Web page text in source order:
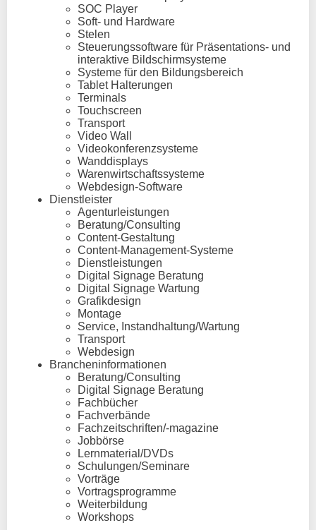
SOC Player
Soft- und Hardware
Stelen
Steuerungssoftware für Präsentations- und
interaktive Bildschirmsysteme
Systeme für den Bildungsbereich
Tablet Halterungen
Terminals
Touchscreen
Transport
Video Wall
Videokonferenzsysteme
Wanddisplays
Warenwirtschaftssysteme
Webdesign-Software
Dienstleister
Agenturleistungen
Beratung/Consulting
Content-Gestaltung
Content-Management-Systeme
Dienstleistungen
Digital Signage Beratung
Digital Signage Wartung
Grafikdesign
Montage
Service, Instandhaltung/Wartung
Transport
Webdesign
Brancheninformationen
Beratung/Consulting
Digital Signage Beratung
Fachbücher
Fachverbände
Fachzeitschriften/-magazine
Jobbörse
Lernmaterial/DVDs
Schulungen/Seminare
Vorträge
Vortragsprogramme
Weiterbildung
Workshops